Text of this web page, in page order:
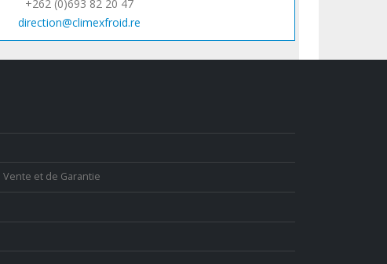
+262 (0)693 82 20 47
direction@climexfroid.re
et de Garantie